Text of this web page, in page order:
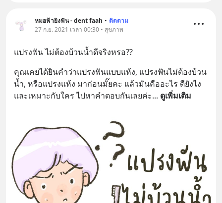
หมอฟ้ายิงฟัน - dent faah • ติดตาม
27 ก.ย. 2021 เวลา 00:30 • สุขภาพ
แปรงฟัน ไม่ต้องบ้วนน้ำดีจริงหรอ??
คุณเคยได้ยินคำว่าแปรงฟันแบบแห้ง, แปรงฟันไม่ต้องบ้วน
น้ำ, หรือแปรงแห้ง มาก่อนมั๊ยคะ แล้วมันคืออะไร ดียังไง
และเหมาะกับใคร ไปหาคำตอบกันเลยค่ะ... ดูเพิ่มเติม